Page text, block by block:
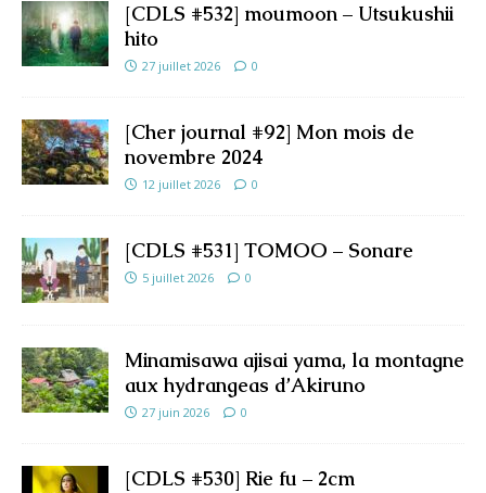
[CDLS #532] moumoon – Utsukushii
hito
27 juillet 2026 0
[Cher journal #92] Mon mois de
novembre 2024
12 juillet 2026 0
[CDLS #531] TOMOO – Sonare
5 juillet 2026 0
Minamisawa ajisai yama, la montagne
aux hydrangeas d’Akiruno
27 juin 2026 0
[CDLS #530] Rie fu – 2cm